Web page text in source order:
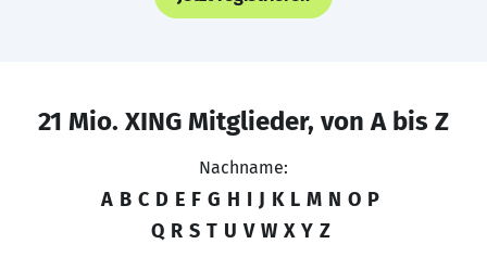
21 Mio. XING Mitglieder, von A bis Z
Nachname:
A B C D E F G H I J K L M N O P
Q R S T U V W X Y Z